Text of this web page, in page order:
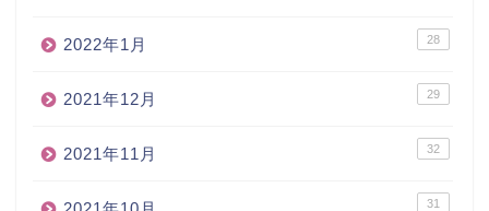
2022年1月 28
2021年12月 29
2021年11月 32
31